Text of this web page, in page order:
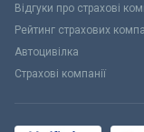
Відгуки про страхові
Рейтинг страхових
Автоцивілка
Страхові компанії